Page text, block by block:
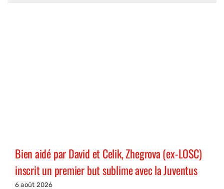
Bien aidé par David et Celik, Zhegrova (ex-LOSC)
inscrit un premier but sublime avec la Juventus
6 août 2026